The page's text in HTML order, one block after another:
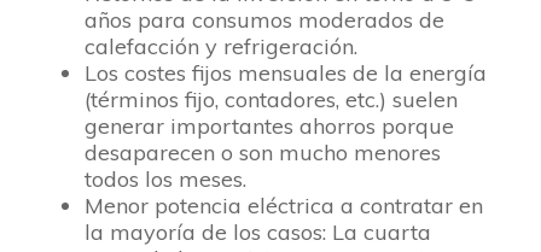
años para consumos moderados de
calefacción y refrigeración.
Los costes fijos mensuales de la energía
(términos fijo, contadores, etc.) suelen
generar importantes ahorros porque
desaparecen o son mucho menores
todos los meses.
Menor potencia eléctrica a contratar en
la mayoría de los casos: La cuarta